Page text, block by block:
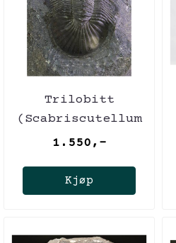
Trilobitt
(Scabriscutellum
furciferum)
1.550,-
Kjøp